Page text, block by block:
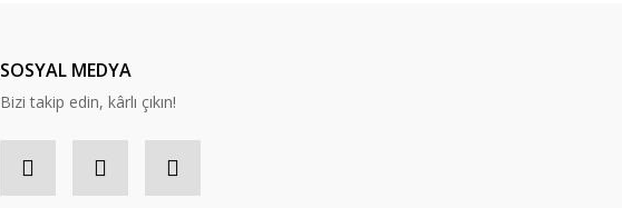
SOSYAL MEDYA
Bizi takip edin, kârlı çıkın!